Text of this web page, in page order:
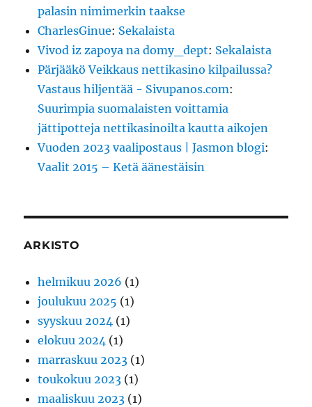
palasin nimimerkin taakse
CharlesGinue: Sekalaista
Vivod iz zapoya na domy_dept: Sekalaista
Pärjääkö Veikkaus nettikasino kilpailussa?
Vastaus hiljentää - Sivupanos.com:
Suurimpia suomalaisten voittamia
jättipotteja nettikasinoilta kautta aikojen
Vuoden 2023 vaalipostaus | Jasmon blogi:
Vaalit 2015 – Ketä äänestäisin
ARKISTO
helmikuu 2026 (1)
joulukuu 2025 (1)
syyskuu 2024 (1)
elokuu 2024 (1)
marraskuu 2023 (1)
toukokuu 2023 (1)
maaliskuu 2023 (1)